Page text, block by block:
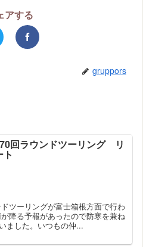
アする
gruppors
回ラウンドツーリング リ
ト
ツーリングが富士箱根方面で行わ
降る予報があったので防寒を兼ね
ました。いつもの仲...